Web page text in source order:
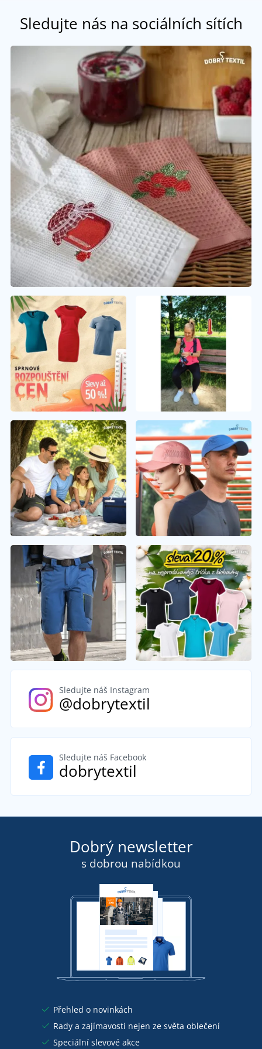
Sledujte nás na sociálních sítích
Sledujte náš Instagram
@dobrytextil
Sledujte náš Facebook
dobrytextil
Dobrý newsletter
s dobrou nabídkou
Přehled o novinkách
Rady a zajímavosti nejen ze světa oblečení
Speciální slevové akce